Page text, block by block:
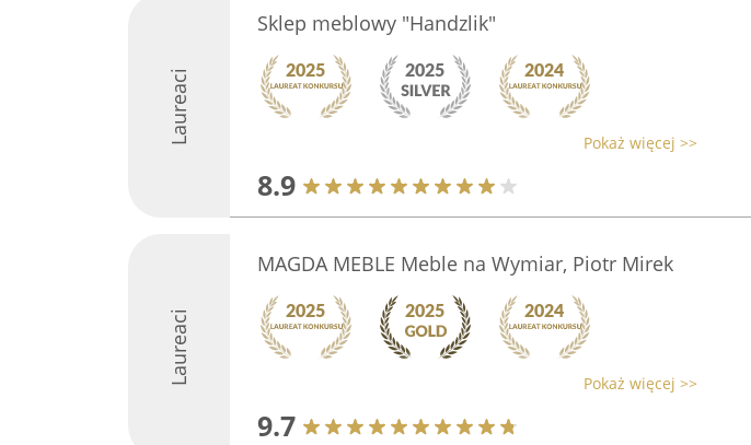
Laureaci
Sklep meblowy "Handzlik"
Pokaż więcej >>
8.9
Laureaci
MAGDA MEBLE Meble na Wymiar, Piotr Mirek
Pokaż więcej >>
9.7